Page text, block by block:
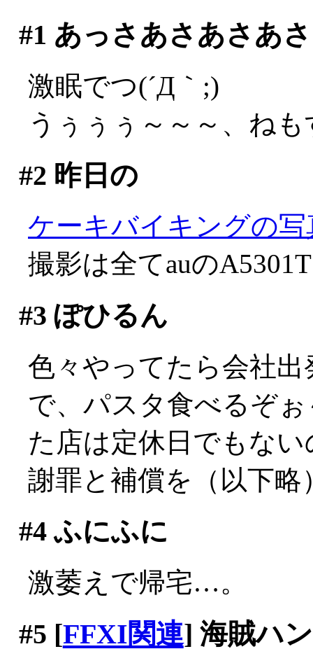
#1 あっさあさあさあ
激眠でつ(´Д｀;)
うぅぅぅ～～～、ね
#2 昨日の
ケーキバイキングの写
撮影は全てauの
#3 ぽひるん
色々やってたら会社
で、パスタ食べるぞ
た店は定休日でもな
謝罪と補償を（以下略
#4ふにふに
激萎えで帰宅…。
#5 [FFXI関連] 海賊ハ